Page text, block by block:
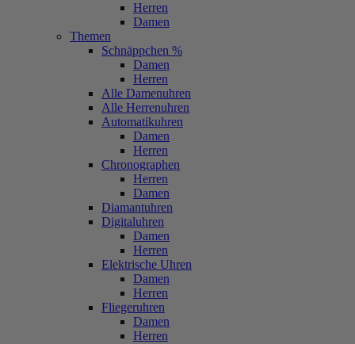
Herren
Damen
Themen
Schnäppchen %
Damen
Herren
Alle Damenuhren
Alle Herrenuhren
Automatikuhren
Damen
Herren
Chronographen
Herren
Damen
Diamantuhren
Digitaluhren
Damen
Herren
Elektrische Uhren
Damen
Herren
Fliegeruhren
Damen
Herren